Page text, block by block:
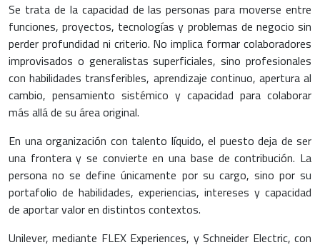
Se trata de la capacidad de las personas para moverse entre
funciones, proyectos, tecnologías y problemas de negocio sin
perder profundidad ni criterio. No implica formar colaboradores
improvisados o generalistas superficiales, sino profesionales
con habilidades transferibles, aprendizaje continuo, apertura al
cambio, pensamiento sistémico y capacidad para colaborar
más allá de su área original.
En una organización con talento líquido, el puesto deja de ser
una frontera y se convierte en una base de contribución. La
persona no se define únicamente por su cargo, sino por su
portafolio de habilidades, experiencias, intereses y capacidad
de aportar valor en distintos contextos.
Unilever, mediante FLEX Experiences, y Schneider Electric, con